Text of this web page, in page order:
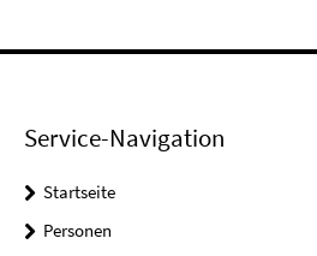
Service-Navigation
Startseite
Personen